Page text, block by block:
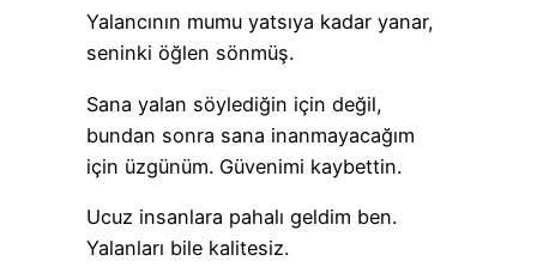
Yalancının mumu yatsıya kadar yanar,
seninki öğlen sönmüş.
Sana yalan söylediğin için değil,
bundan sonra sana inanmayacağım
için üzgünüm. Güvenimi kaybettin.
Ucuz insanlara pahalı geldim ben.
Yalanları bile kalitesiz.